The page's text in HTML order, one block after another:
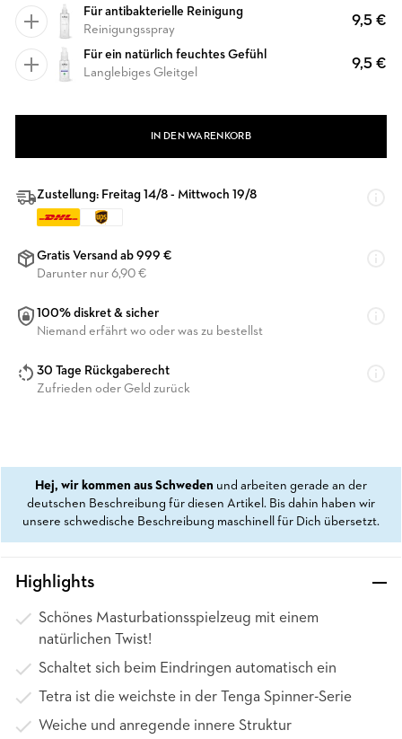
Für antibakterielle Reinigung
Reinigungsspray
9,5 €
Für ein natürlich feuchtes Gefühl
Langlebiges Gleitgel
9,5 €
IN DEN WARENKORB
Zustellung: Freitag 14/8 - Mittwoch 19/8
Gratis Versand ab 999 €
Darunter nur 6,90 €
100% diskret & sicher
Niemand erfährt wo oder was zu bestellst
30 Tage Rückgaberecht
Zufrieden oder Geld zurück
Hej, wir kommen aus Schweden und arbeiten gerade an der
deutschen Beschreibung für diesen Artikel. Bis dahin haben wir
unsere schwedische Beschreibung maschinell für Dich übersetzt.
Highlights
Schönes Masturbationsspielzeug mit einem
natürlichen Twist!
Schaltet sich beim Eindringen automatisch ein
Tetra ist die weichste in der Tenga Spinner-Serie
Weiche und anregende innere Struktur